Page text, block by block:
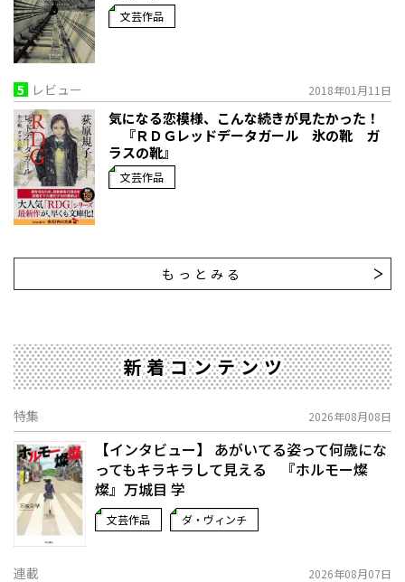
文芸作品
5 レビュー 2018年01月11日
気になる恋模様、こんな続きが見たかった！
『ＲＤＧレッドデータガール 氷の靴 ガ
ラスの靴』
文芸作品
もっとみる
新着コンテンツ
特集 2026年08月08日
【インタビュー】 あがいてる姿って何歳にな
ってもキラキラして見える 『ホルモー燦
燦』万城目 学
文芸作品 ダ・ヴィンチ
連載 2026年08月07日